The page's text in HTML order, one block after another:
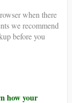
when there
we recommend
before you
how your